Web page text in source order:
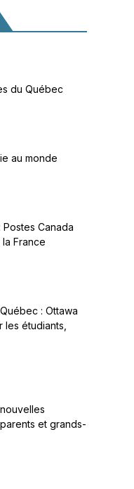
du Québec
au monde
Postes Canada
France
: Ottawa
étudiants,
et grands-